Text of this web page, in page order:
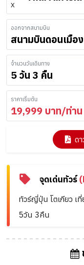
ออกจากสนามบิน
สนามบินดอนเมือง
จำนวนวันเดินทาง
5 วัน 3 คืน
ราคาเริ่มต้น
19,999 บาท/ท่าน
ด
จุดเด่นทัวร์
ทัวร์ญี่ปุ่น โตเกียว เที่
5วัน 3คืน